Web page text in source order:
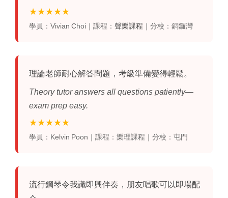
★★★★★
學員：Vivian Choi｜課程： 聲樂課程 ｜分校：銅鑼灣
理論老師耐心解答問題，考級準備變得輕鬆。
Theory tutor answers all questions patiently—
exam prep easy.
★★★★★
學員：Kelvin Poon｜課程：樂理課程｜分校：屯門
流行鋼琴令我識即興伴奏，朋友唱歌可以即場配